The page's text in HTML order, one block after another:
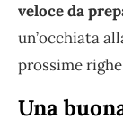
veloce da
un’occhiata
prossime
Una